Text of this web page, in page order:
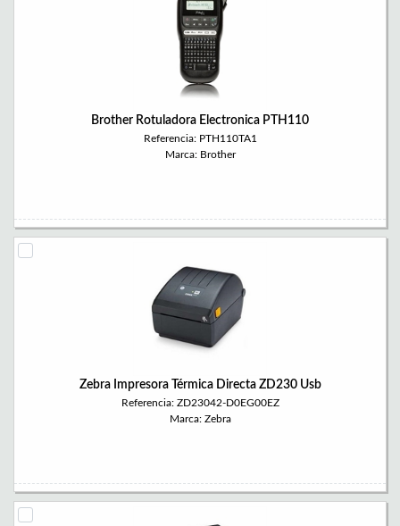
Brother Rotuladora Electronica PTH110
Referencia: PTH110TA1
Marca: Brother
Zebra Impresora Térmica Directa ZD230 Usb
Referencia: ZD23042-D0EG00EZ
Marca: Zebra